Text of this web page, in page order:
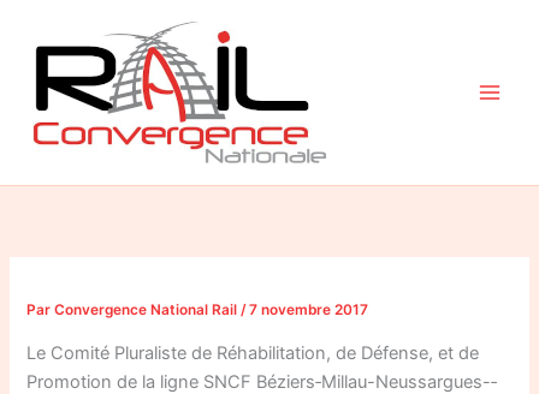
contenu
ParConvergence National Rail/7 novembre 2017
Le Comité Pluraliste de Réhabilitation, de Défense, et de
Promotion de la ligne SNCF Béziers‑Millau-Neussargues-­